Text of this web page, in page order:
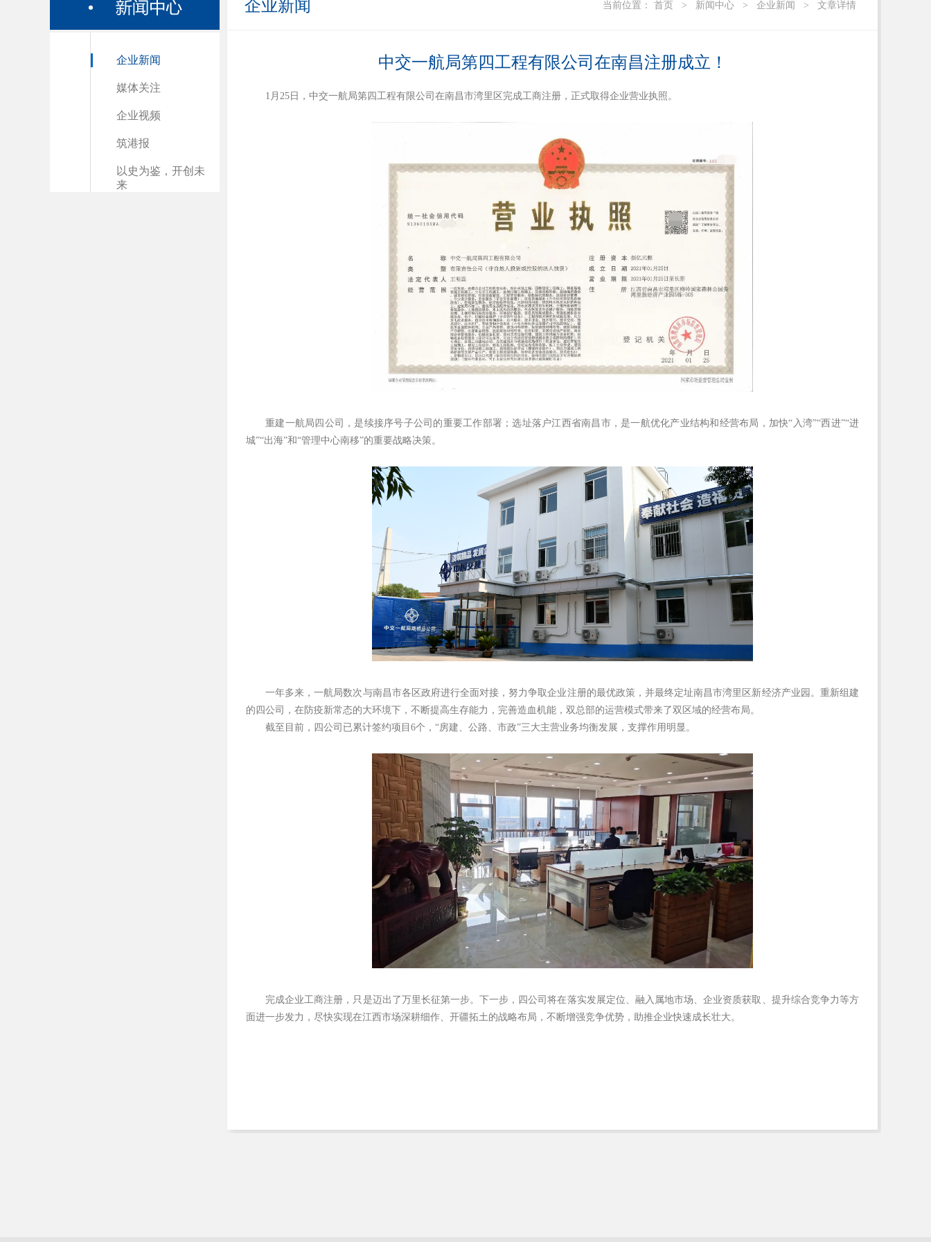
企业新闻
媒体关注
企业视频
筑港报
以史为鉴，开创未
来
企业新闻 当前位置： 首页 > 新闻中心 > 企业新闻 > 文章详情
中交一航局第四工程有限公司在南昌注册成立！
1月25日，中交一航局第四工程有限公司在南昌市湾里区完成工商注册，正式取得企业营业执照。
重建一航局四公司，是续接序号子公司的重要工作部署；选址落户江西省南昌市，是一航优化产业结构和经营布局，加快“入湾”“西进”“进
城”“出海”和“管理中心南移”的重要战略决策。
一年多来，一航局数次与南昌市各区政府进行全面对接，努力争取企业注册的最优政策，并最终定址南昌市湾里区新经济产业园。 重新组建
的四公司，在防疫新常态的大环境下，不断提高生存能力，完善造血机能，双总部的运营模式带来了双区域的经营布局。
截至目前，四公司已累计签约项目6个，“房建、公路、市政”三大主营业务均衡发展，支撑作用明显。
完成企业工商注册，只是迈出了万里长征第一步。下一步，四公司将在落实发展定位、融入属地市场、企业资质获取、提升综合竞争力等方
面进一步发力，尽快实现在江西市场深耕细作、开疆拓土的战略布局，不断增强竞争优势，助推企业快速成长壮大。